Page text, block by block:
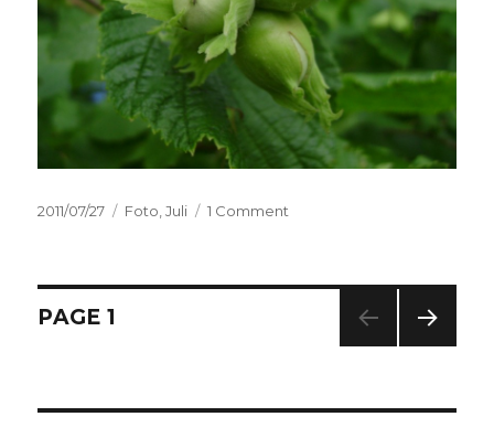
Posted
2011/07/27 Categories
Foto ,Juli 1 Comment
Posts
PAGE 1